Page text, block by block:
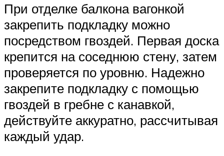
При отделке балкона вагонкой
закрепить подкладку можно
посредством гвоздей. Первая доска
крепится на соседнюю стену, затем
проверяется по уровню. Надежно
закрепите подкладку с помощью
гвоздей в гребне с канавкой,
действуйте аккуратно, рассчитывая
каждый удар.